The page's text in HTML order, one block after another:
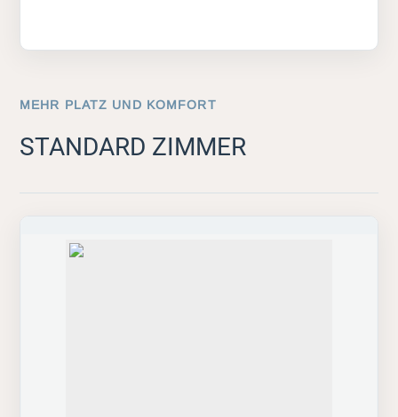
MEHR PLATZ UND KOMFORT
STANDARD ZIMMER